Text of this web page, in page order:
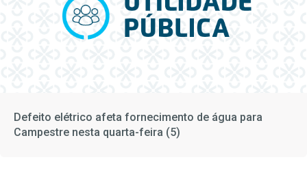
Defeito elétrico afeta fornecimento de água para
Campestre nesta quarta-feira (5)